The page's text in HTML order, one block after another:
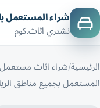
شراء المستعمل
نشتري اثاث.كوم
الرئيسية شراء اثاث
المستعمل بجميع مناطق